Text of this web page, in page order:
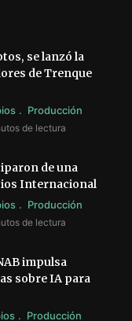
se lanzó la
de Trenque
Producción
de lectura
de una
Internacional
Producción
de lectura
impulsa
sobre IA para
Producción